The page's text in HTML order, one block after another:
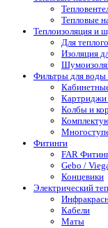
Тепловые
Теплоизоляция и
Для
Изоляция
Фильтры для воды
Картриджи
Колбы и
Фитинги
FAR
Gebo /
Концевики
Электрический
Кабели
Маты